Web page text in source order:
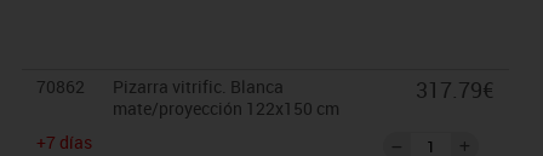
70862
Pizarra vitrific. Blanca
mate/proyección 122x150 cm
+7 días
317.79€